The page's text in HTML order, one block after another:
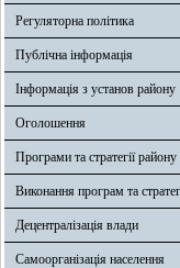
Регуляторна політика
Публічна інформація
Інформація з установ району
Оголошення
Програми та стратегії району
Виконання програм та
Децентралізація влади
Самоорганізація населення